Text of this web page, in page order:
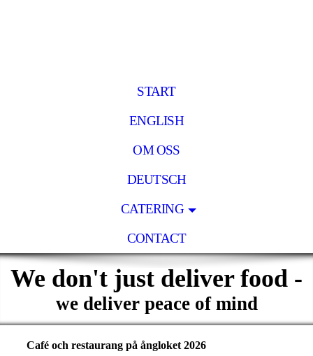
START
ENGLISH
OM OSS
DEUTSCH
CATERING
CONTACT
We don't just deliver food -
we deliver peace of mind
Café och restaurang på ångloket 2026